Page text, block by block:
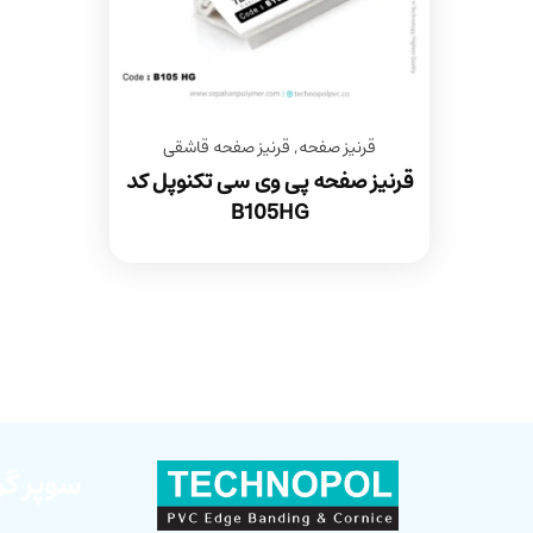
قرنیز صفحه, قرنیز صفحه قاشقی
قرنیز صفحه پی وی سی تکنوپل کد
B105HG